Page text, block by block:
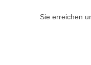
Sie erreichen